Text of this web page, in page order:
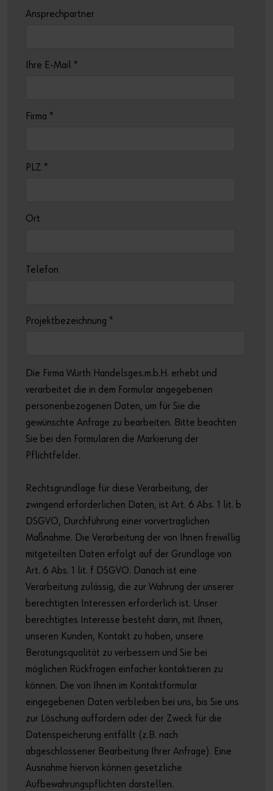
Ansprechpartner
Ihre E-Mail *
Firma *
PLZ *
Ort
Telefon
Projektbezeichnung *
Die Firma Würth Handelsges.m.b.H. erhebt und
verarbeitet die in dem Formular angegebenen
personenbezogenen Daten, um für Sie die
gewünschte Anfrage zu bearbeiten. Bitte beachten
Sie bei den Formularen die Markierung der
Pflichtfelder.
Rechtsgrundlage für diese Verarbeitung, der
zwingend erforderlichen Daten, ist Art. 6 Abs. 1 lit. b
DSGVO, Durchführung einer vorvertraglichen
Maßnahme. Die Verarbeitung der von Ihnen freiwillig
mitgeteilten Daten erfolgt auf der Grundlage von
Art. 6 Abs. 1 lit. f DSGVO. Danach ist eine
Verarbeitung zulässig, die zur Wahrung der unserer
berechtigten Interessen erforderlich ist. Unser
berechtigtes Interesse besteht darin, mit Ihnen,
unseren Kunden, Kontakt zu haben, unsere
Beratungsqualität zu verbessern und Sie bei
möglichen Rückfragen einfacher kontaktieren zu
können. Die von Ihnen im Kontaktformular
eingegebenen Daten verbleiben bei uns, bis Sie uns
zur Löschung auffordern oder der Zweck für die
Datenspeicherung entfällt (z.B. nach
abgeschlossener Bearbeitung Ihrer Anfrage). Eine
Ausnahme hiervon können gesetzliche
Aufbewahrungspflichten darstellen.